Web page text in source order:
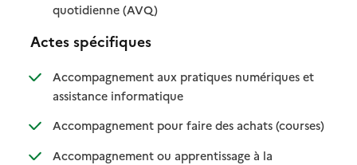
quotidienne (AVQ): disponible
: non disponible
Actes spécifiques
Accompagnement aux pratiques numériques et
assistance informatique: disponible
: non disponible
Accompagnement pour faire des achats (courses)
:
: non
Accompagnement ou apprentissage à la